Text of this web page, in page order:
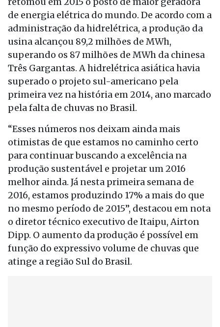
de energia elétrica do mundo. De acordo com a
administração da hidrelétrica, a produção da
usina alcançou 89,2 milhões de MWh,
superando os 87 milhões de MWh da chinesa
Três Gargantas. A hidrelétrica asiática havia
superado o projeto sul-americano pela
primeira vez na história em 2014, ano marcado
pela falta de chuvas no Brasil.
“Esses números nos deixam ainda mais
otimistas de que estamos no caminho certo
para continuar buscando a excelência na
produção sustentável e projetar um 2016
melhor ainda. Já nesta primeira semana de
2016, estamos produzindo 17% a mais do que
no mesmo período de 2015”, destacou em nota
o diretor técnico executivo de Itaipu, Airton
Dipp. O aumento da produção é possível em
função do expressivo volume de chuvas que
atinge a região Sul do Brasil.